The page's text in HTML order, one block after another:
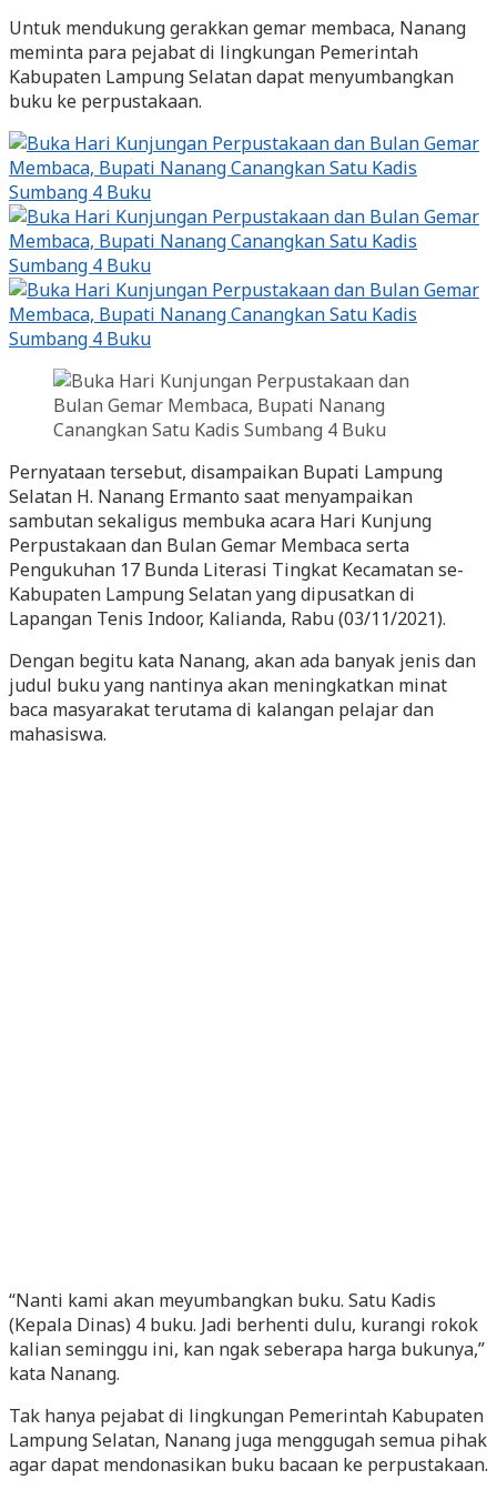
Untuk mendukung gerakkan gemar membaca, Nanang
meminta para pejabat di lingkungan Pemerintah
Kabupaten Lampung Selatan dapat menyumbangkan
buku ke perpustakaan.
Pernyataan tersebut, disampaikan Bupati Lampung
Selatan H. Nanang Ermanto saat menyampaikan
sambutan sekaligus membuka acara Hari Kunjung
Perpustakaan dan Bulan Gemar Membaca serta
Pengukuhan 17 Bunda Literasi Tingkat Kecamatan se-
Kabupaten Lampung Selatan yang dipusatkan di
Lapangan Tenis Indoor, Kalianda, Rabu (03/11/2021).
Dengan begitu kata Nanang, akan ada banyak jenis dan
judul buku yang nantinya akan meningkatkan minat
baca masyarakat terutama di kalangan pelajar dan
mahasiswa.
“Nanti kami akan meyumbangkan buku. Satu Kadis
(Kepala Dinas) 4 buku. Jadi berhenti dulu, kurangi rokok
kalian seminggu ini, kan ngak seberapa harga bukunya,”
kata Nanang.
Tak hanya pejabat di lingkungan Pemerintah Kabupaten
Lampung Selatan, Nanang juga menggugah semua pihak
agar dapat mendonasikan buku bacaan ke perpustakaan.